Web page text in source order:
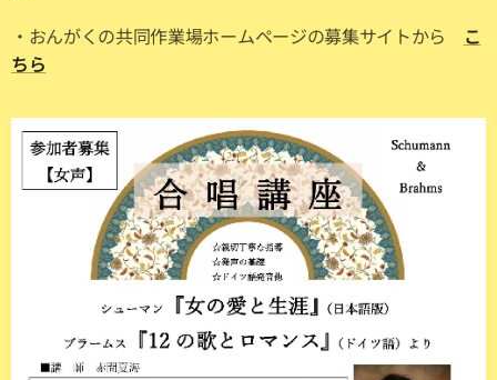
・おんがくの共同作業場ホームページの募集サイトから こ
ちら